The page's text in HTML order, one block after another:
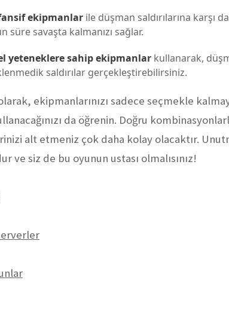
ekipmanlar ile düşman saldırılarına karşı
süre savaşta kalmanızı sağlar.
yeteneklere sahip ekipmanlar kullanarak,
saldırılar gerçekleştirebilirsiniz.
ekipmanlarınızı sadece seçmekle
da öğrenin. Doğru
alt etmeniz çok daha kolay olacaktır.
ve siz de bu oyunun ustası olmalısınız!